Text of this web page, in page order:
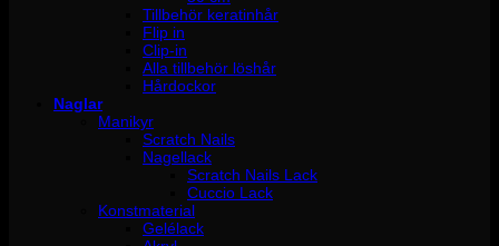
Tillbehör keratinhår
Flip in
Clip-in
Alla tillbehör löshår
Hårdockor
Naglar
Manikyr
Scratch Nails
Nagellack
Scratch Nails Lack
Cuccio Lack
Konstmaterial
Gelélack